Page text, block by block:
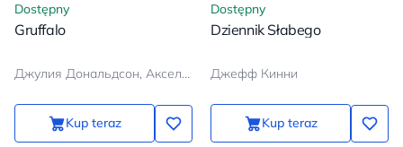
Dostępny
Gruffalo
Джулия Дональдсон, Аксель Шеффлер
Kup teraz
Dostępny
Dziennik Słabego
Джефф Кинни
Kup teraz